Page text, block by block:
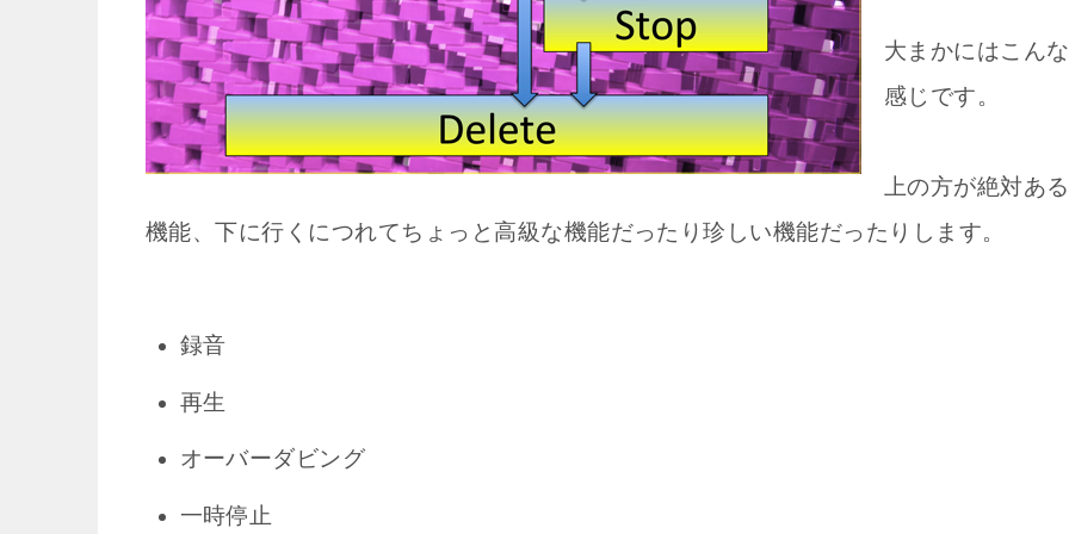
大まかにはこんな
感じです。
上の方が絶対ある
機能、下に行くにつれてちょっと高級な機能だったり珍しい機能だったりします。
録音
再生
オーバーダビング
一時停止